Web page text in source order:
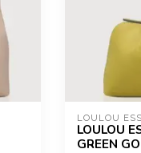
LOULOU
LOULOU
GREEN